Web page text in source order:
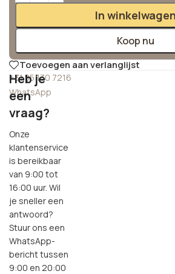
In winkelwagen
Koop nu
Toevoegen aan verlanglijst
+31 85 130 7216
WhatsApp
Heb je
een
vraag?
Onze
klantenservice
is bereikbaar
van 9:00 tot
16:00 uur. Wil
je sneller een
antwoord?
Stuur ons een
WhatsApp-
bericht tussen
9:00 en 20:00